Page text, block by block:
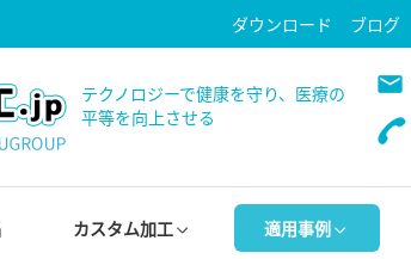
ダウンロード ブログ
テクノロジーで健康を守り、医療の
平等を向上させる
カスタム加工 適用事例